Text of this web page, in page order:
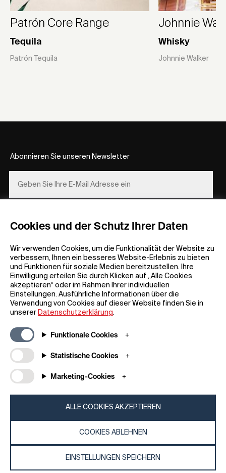
Cookies und der Schutz Ihrer Daten
Wir verwenden Cookies, um die Funktionalität der Website zu
verbessern, Ihnen ein besseres Website-Erlebnis zu bieten
und Funktionen für soziale Medien bereitzustellen. Ihre
Einwilligung erteilen Sie durch Klicken auf „Alle Cookies
akzeptieren“ oder im Rahmen Ihrer individuellen
Einstellungen. Ausführliche Informationen über die
Verwendung von Cookies auf dieser Website finden Sie in
unserer Datenschutzerklärung.
Funktionale Cookies
Statistische Cookies
Marketing-Cookies
EINSTELLUNGEN SPEICHERN
COOKIES ABLEHNEN
ALLE COOKIES AKZEPTIEREN
Patrón Core Range
Tequila
Patrón Tequila
Johnnie
Whisky
Johnnie Walker
Allgemeine Informationen
FAQ
Allgemeine
Teilnahmebedingungen für
Gewinnspiele
Impressum
Cookie-Richtlinien
Unternehmen
iF Design
© 2026 iF Design
c6bea78d - 28/07/2026 08:45
Abonnieren Sie unseren Newsletter
REGISTRIEREN